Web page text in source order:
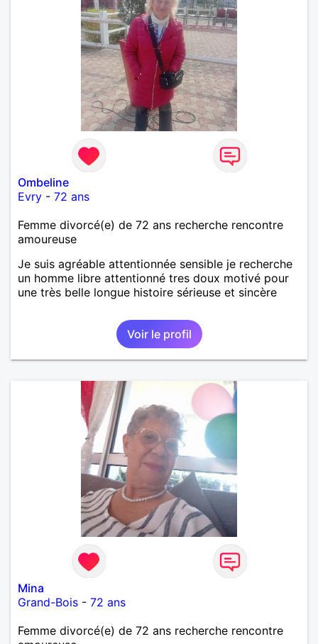
Ombeline
Evry - 72 ans
Femme divorcé(e) de 72 ans recherche rencontre
amoureuse
Je suis agréable attentionnée sensible je recherche
un homme libre attentionné tres doux motivé pour
une très belle longue histoire sérieuse et sincère
Voir le profil
Mina
Grand-Bois - 72 ans
Femme divorcé(e) de 72 ans recherche rencontre